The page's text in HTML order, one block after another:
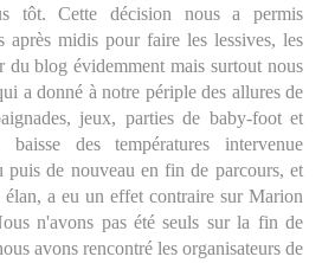
tôt. Cette décision nous a permis
après midis pour faire les lessives, les
du blog évidemment mais surtout nous
a donné à notre périple des allures de
jeux, parties de baby-foot et
baisse des températures intervenue
puis de nouveau en fin de parcours, et
a eu un effet contraire sur Marion
n'avons pas été seuls sur la fin de
avons rencontré les organisateurs de